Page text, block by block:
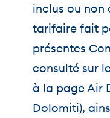
inclus ou non
tarifaire fait
présentes
consulté sur
à la pageAir
Dolomiti),